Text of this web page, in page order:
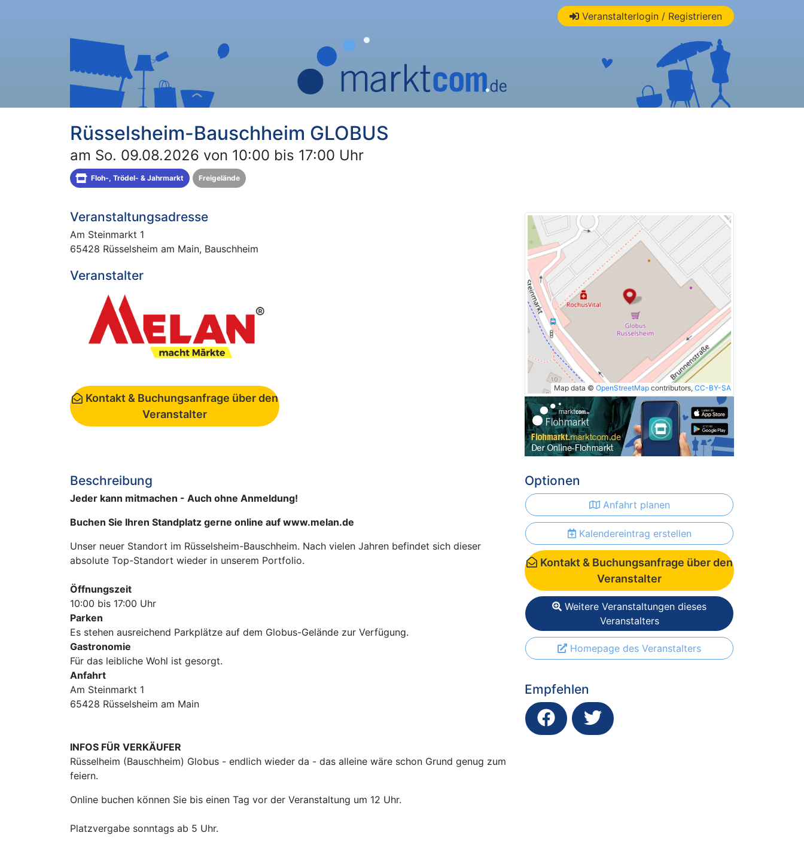
Veranstalterlogin / Registrieren
Rüsselsheim-Bauschheim GLOBUS
am So. 09.08.2026 von 10:00 bis 17:00 Uhr
Floh-, Trödel- & Jahrmarkt Freigelände
Veranstaltungsadresse
Am Steinmarkt 1
65428 Rüsselsheim am Main, Bauschheim
Veranstalter
Kontakt & Buchungsanfrage über den
Veranstalter
Map data © OpenStreetMap contributors, CC-BY-SA
Beschreibung
Jeder kann mitmachen - Auch ohne Anmeldung!
Buchen Sie Ihren Standplatz gerne online auf www.melan.de
Unser neuer Standort im Rüsselsheim-Bauschheim. Nach vielen Jahren befindet sich dieser
absolute Top-Standort wieder in unserem Portfolio.
Öffnungszeit
10:00 bis 17:00 Uhr
Parken
Es stehen ausreichend Parkplätze auf dem Globus-Gelände zur Verfügung.
Gastronomie
Für das leibliche Wohl ist gesorgt.
Anfahrt
Am Steinmarkt 1
65428 Rüsselsheim am Main
INFOS FÜR VERKÄUFER
Rüsselheim (Bauschheim) Globus - endlich wieder da - das alleine wäre schon Grund genug zum
feiern.
Online buchen können Sie bis einen Tag vor der Veranstaltung um 12 Uhr.
Platzvergabe sonntags ab 5 Uhr.
Optionen
Anfahrt planen
Kalendereintrag erstellen
Kontakt & Buchungsanfrage über den
Veranstalter
Weitere Veranstaltungen dieses
Veranstalters
Homepage des Veranstalters
Empfehlen